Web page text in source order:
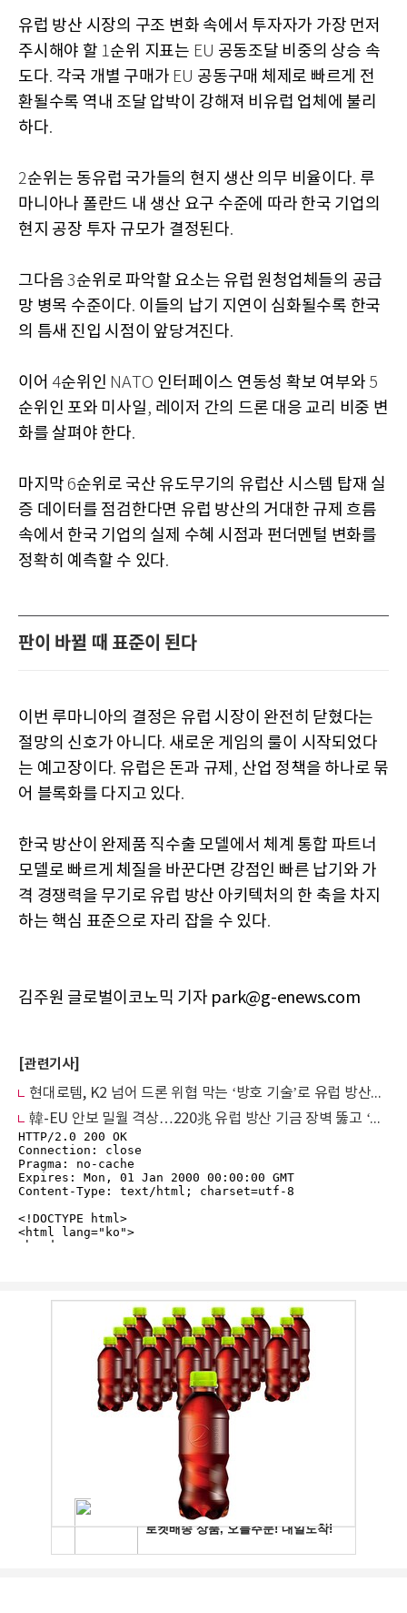
유럽 방산 시장의 구조 변화 속에서 투자자가 가장 먼저
주시해야 할 1순위 지표는 EU 공동조달 비중의 상승 속
도다. 각국 개별 구매가 EU 공동구매 체제로 빠르게 전
환될수록 역내 조달 압박이 강해져 비유럽 업체에 불리
하다.
2순위는 동유럽 국가들의 현지 생산 의무 비율이다. 루
마니아나 폴란드 내 생산 요구 수준에 따라 한국 기업의
현지 공장 투자 규모가 결정된다.
그다음 3순위로 파악할 요소는 유럽 원청업체들의 공급
망 병목 수준이다. 이들의 납기 지연이 심화될수록 한국
의 틈새 진입 시점이 앞당겨진다.
이어 4순위인 NATO 인터페이스 연동성 확보 여부와 5
순위인 포와 미사일, 레이저 간의 드론 대응 교리 비중 변
화를 살펴야 한다.
마지막 6순위로 국산 유도무기의 유럽산 시스템 탑재 실
증 데이터를 점검한다면 유럽 방산의 거대한 규제 흐름
속에서 한국 기업의 실제 수혜 시점과 펀더멘털 변화를
정확히 예측할 수 있다.
판이 바뀔 때 표준이 된다
이번 루마니아의 결정은 유럽 시장이 완전히 닫혔다는
절망의 신호가 아니다. 새로운 게임의 룰이 시작되었다
는 예고장이다. 유럽은 돈과 규제 , 산업 정책을 하나로 묶
어 블록화를 다지고 있다.
한국 방산이 완제품 직수출 모델에서 체계 통합 파트너
모델로 빠르게 체질을 바꾼다면 강점인 빠른 납기와 가
격 경쟁력을 무기로 유럽 방산 아키텍처의 한 축을 차지
하는 핵심 표준으로 자리 잡을 수 있다.
김주원 글로벌이코노믹 기자 park@g-enews.com
[관련기사]
현대로템, K2 넘어 드론 위협 막는 ‘방호 기술’로 유럽 방산시장 공략
韓-EU 안보 밀월 격상…220兆 유럽 방산 기금 장벽 뚫고 ‘유럽방위연합’ 문호 열린다